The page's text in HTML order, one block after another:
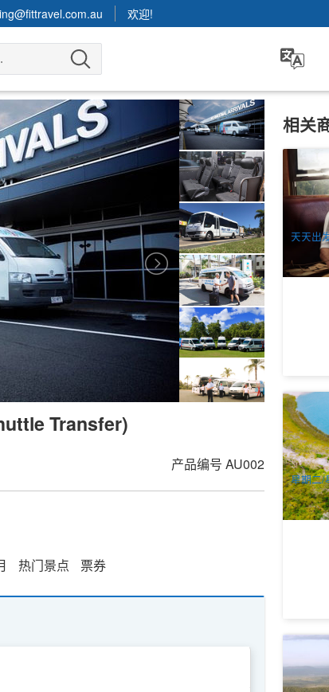
欢迎!
Transfer)
产品编号 AU002
热门景点 票券
相关
库兰
+观光
园+接
1.8k
AUD $
天天出
北岛
(中文)
2.9k
AUD $
星期二/
特价
岸接送
1.7k